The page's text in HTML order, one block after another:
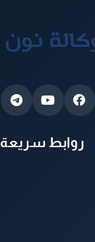
روابط سريعة